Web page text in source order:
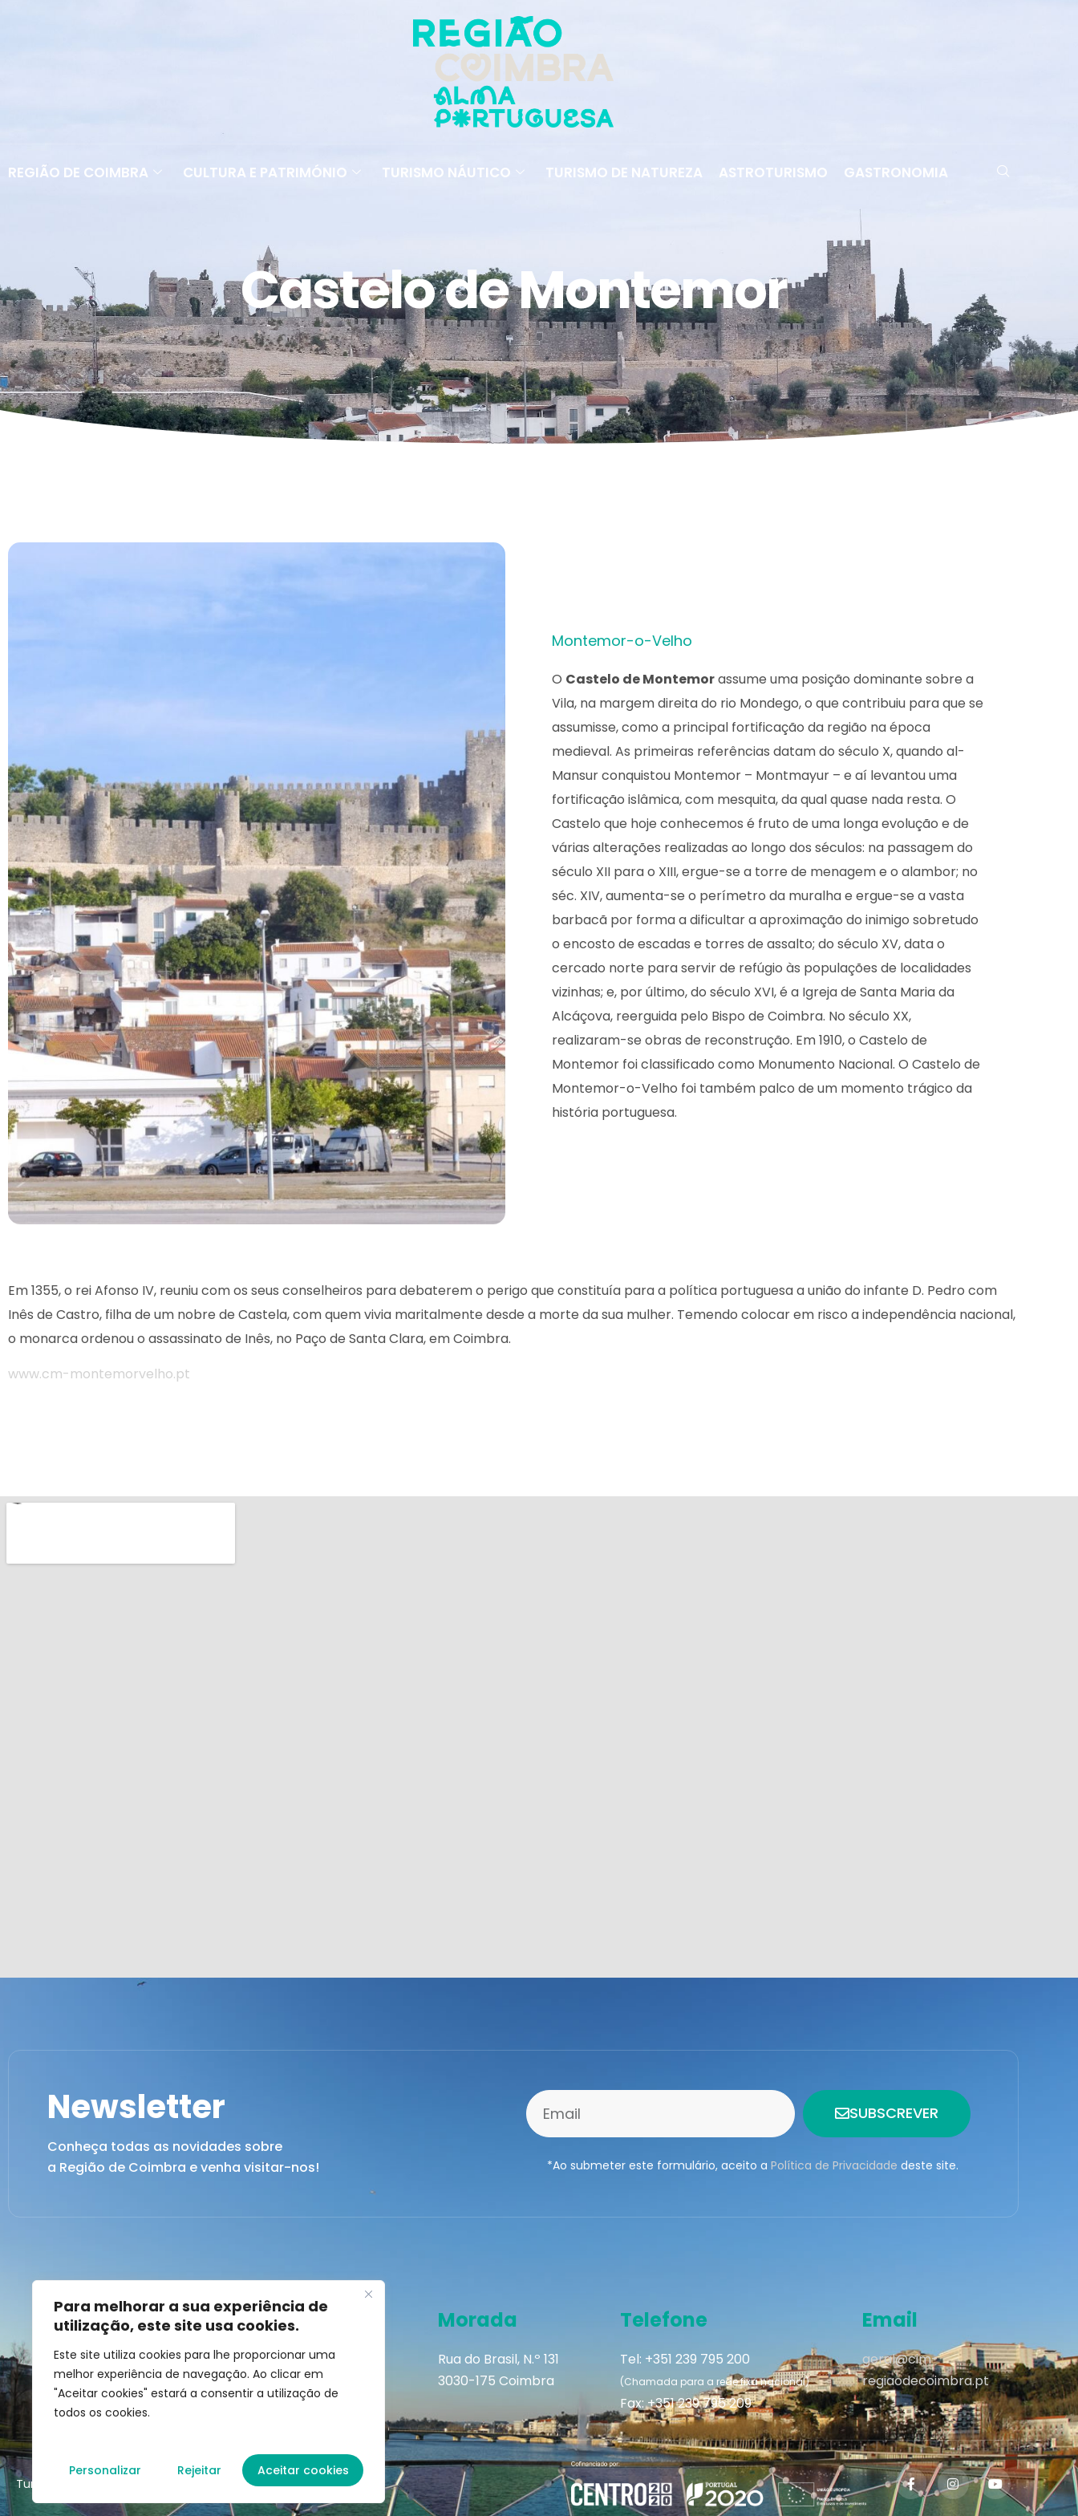
Para melhorar a sua experiência de
utilização, este site usa cookies.
Este site utiliza cookies para lhe proporcionar uma
melhor experiência de navegação. Ao clicar em
"Aceitar cookies" estará a consentir a utilização de
todos os cookies.
Personalizar Rejeitar Aceitar cookies
REGIÃO DE COIMBRA CULTURA E PATRIMÓNIO TURISMO NÁUTICO TURISMO DE NATUREZA ASTROTURISMO GASTRONOMIA
Castelo de Montemor
Montemor-o-Velho
O Castelo de Montemorassume uma posição dominante sobre a
Vila, na margem direita do rio Mondego, o que contribuiu para que se
assumisse, como a principal fortificação da região na época
medieval. As primeiras referências datam do século X, quando al-
Mansur conquistou Montemor – Montmayur – e aí levantou uma
fortificação islâmica, com mesquita, da qual quase nada resta. O
Castelo que hoje conhecemos é fruto de uma longa evolução e de
várias alterações realizadas ao longo dos séculos: na passagem do
século XII para o XIII, ergue-se a torre de menagem e o alambor; no
séc. XIV, aumenta-se o perímetro da muralha e ergue-se a vasta
barbacã por forma a dificultar a aproximação do inimigo sobretudo
o encosto de escadas e torres de assalto; do século XV, data o
cercado norte para servir de refúgio às populações de localidades
vizinhas; e, por último, do século XVI, é a Igreja de Santa Maria da
Alcáçova, reerguida pelo Bispo de Coimbra. No século XX,
realizaram-se obras de reconstrução. Em 1910, o Castelo de
Montemor foi classificado como Monumento Nacional. O Castelo de
Montemor-o-Velho foi também palco de um momento trágico da
história portuguesa.
Em 1355, o rei Afonso IV, reuniu com os seus conselheiros para debaterem o perigo que constituía para a política portuguesa a união do infante D. Pedro com
Inês de Castro, filha de um nobre de Castela, com quem vivia maritalmente desde a morte da sua mulher. Temendo colocar em risco a independência nacional,
o monarca ordenou o assassinato de Inês, no Paço de Santa Clara, em Coimbra.
www.cm-montemorvelho.pt
Newsletter
Conheça todas as novidades sobre
a Região de Coimbra e venha visitar-nos!
SUBSCREVER
*Ao submeter este formulário, aceito a Política de Privacidade deste site.
Morada
Rua do Brasil, N.º 131
3030-175 Coimbra
Telefone
Tel: +351 239 795 200
(Chamada para a rede fixa nacional)
Fax: +351 239 795 209
Email
geral@cim-
regiaodecoimbra.pt
Turismo de Coimbra © || Desenvolvido porMixlife